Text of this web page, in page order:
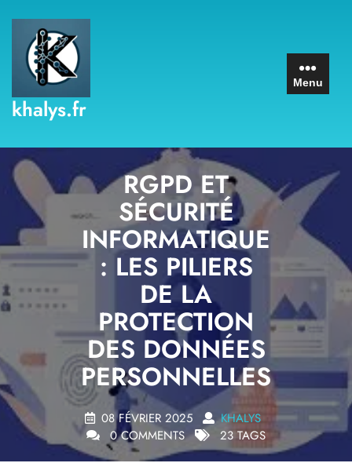
content
khalys.fr
Menu
RGPD ET
SÉCURITÉ
INFORMATIQUE
: LES PILIERS
DE LA
PROTECTION
DES DONNÉES
PERSONNELLES
08 FÉVRIER 2025
KHALYS
0 COMMENTS
23 TAGS